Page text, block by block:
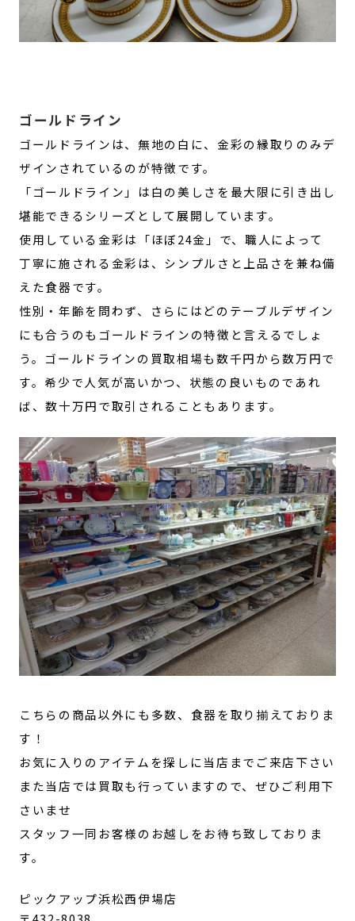
ゴールドライン
ゴールドラインは、無地の白に、金彩の縁取りのみデ
ザインされているのが特徴です。
「ゴールドライン」は白の美しさを最大限に引き出し
堪能できるシリーズとして展開しています。
使用している金彩は「ほぼ24金」で、職人によって
丁寧に施される金彩は、シンプルさと上品さを兼ね備
えた食器です。
性別・年齢を問わず、さらにはどのテーブルデザイン
にも合うのもゴールドラインの特徴と言えるでしょ
う。ゴールドラインの買取相場も数千円から数万円で
す。希少で人気が高いかつ、状態の良いものであれ
ば、数十万円で取引されることもあります。
こちらの商品以外にも多数、食器を取り揃えておりま
す！
お気に入りのアイテムを探しに当店までご来店下さい
また当店では買取も行っていますので、ぜひご利用下
さいませ
スタッフ一同お客様のお越しをお待ち致しておりま
す。
ピックアップ浜松西伊場店